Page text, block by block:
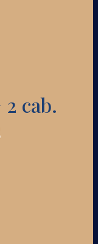
cab.